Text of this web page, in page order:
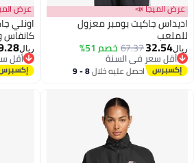
2
عرض الميجا 📣
اديداس جاكيت بومبر معزول
للملعب
ريال32.54
67.37خصم 51%
أقل سعر في السنة
أقل سعر في السنة
احصل عليه خلال 8 - 9
عرض
اونلي
كانفاس
ريال
أقل
أقل